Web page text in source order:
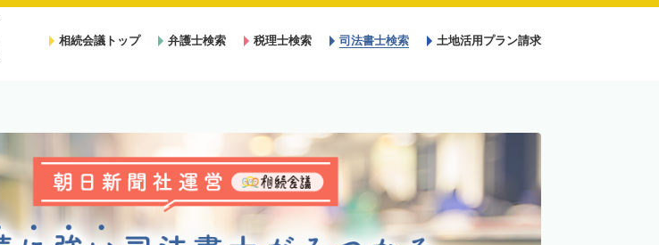
相続会議トップ 弁護士検索 税理士検索 司法書士検索 土地活用プラン請求